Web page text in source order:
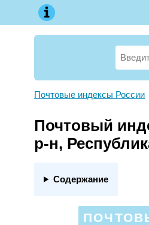
Почтовые индексы России
Почтовый
р-н,
Содержание